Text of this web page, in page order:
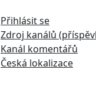
Přihlásit se
Zdroj kanálů
Kanál komentářů
Česká lokalizace